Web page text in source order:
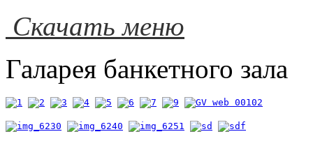
Скачать меню
Галарея банкетного зала